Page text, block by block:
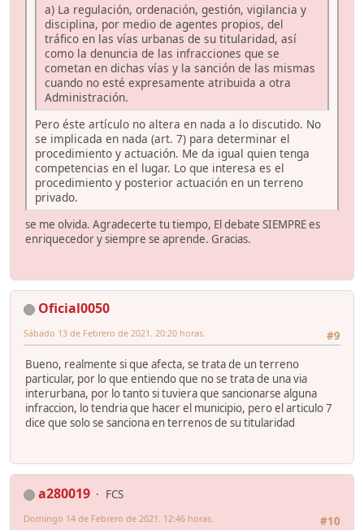
a) La regulación, ordenación, gestión, vigilancia y
disciplina, por medio de agentes propios, del
tráfico en las vías urbanas de su titularidad, así
como la denuncia de las infracciones que se
cometan en dichas vías y la sanción de las mismas
cuando no esté expresamente atribuida a otra
Administración.
Pero éste artículo no altera en nada a lo discutido. No
se implicada en nada (art. 7) para determinar el
procedimiento y actuación. Me da igual quien tenga
competencias en el lugar. Lo que interesa es el
procedimiento y posterior actuación en un terreno
privado.
se me olvida. Agradecerte tu tiempo, El debate SIEMPRE es
enriquecedor y siempre se aprende. Gracias.
Oficial0050
#9
Sábado 13 de Febrero de 2021. 20:20 horas.
Bueno, realmente si que afecta, se trata de un terreno
particular, por lo que entiendo que no se trata de una via
interurbana, por lo tanto si tuviera que sancionarse alguna
infraccion, lo tendria que hacer el municipio, pero el articulo 7
dice que solo se sanciona en terrenos de su titularidad
a280019
FCS
#10
Domingo 14 de Febrero de 2021. 12:46 horas.